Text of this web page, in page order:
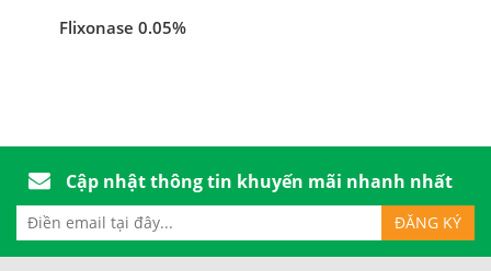
Flixonase 0.05%
Cập nhật thông tin khuyến mãi nhanh nhất